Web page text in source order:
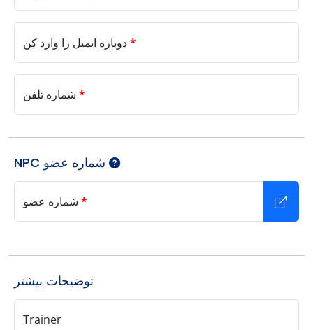
*
*
*
توضیحات بیشتر
Trainer